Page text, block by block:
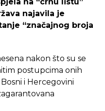
u Čapljini moglo bi
stvaranju napredne
profesionalaca te
na “crnu listu”
najavila je
“značajnog broja
nakon što su se
postupcima onih
i Hercegovini